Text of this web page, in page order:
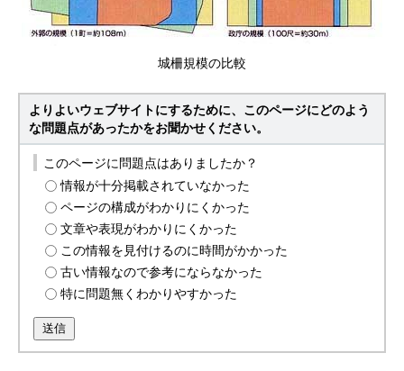
城柵規模の比較
よりよいウェブサイトにするために、このページにどのよう
な問題点があったかをお聞かせください。
このページに問題点はありましたか？
情報が十分掲載されていなかった
ページの構成がわかりにくかった
文章や表現がわかりにくかった
この情報を見付けるのに時間がかかった
古い情報なので参考にならなかった
特に問題無くわかりやすかった
送信